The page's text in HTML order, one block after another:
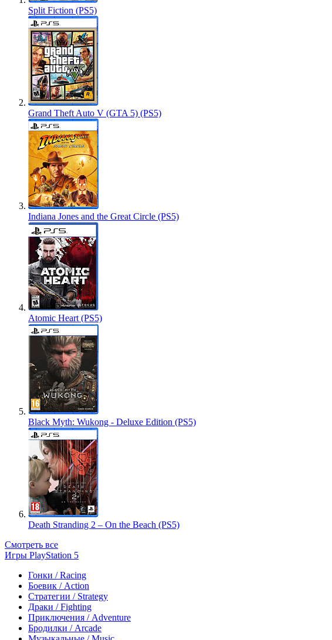
Split Fiction (PS5)
Grand Theft Auto V (GTA 5) (PS5)
Indiana Jones and the Great Circle (PS5)
Atomic Heart (PS5)
Black Myth: Wukong - Deluxe Edition (PS5)
Death Stranding 2 – On the Beach (PS5)
Смотреть все
Игры PlayStation 5
Гонки / Racing
Боевик / Action
Стратегии / Strategy
Драки / Fighting
Приключения / Adventure
Бродилки / Arcade